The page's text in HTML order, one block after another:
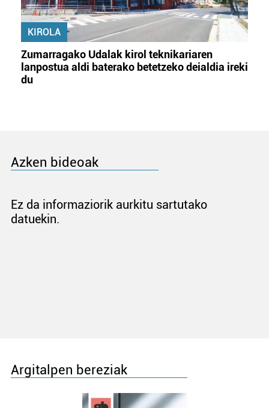
KIROLA
Zumarragako Udalak kirol teknikariaren
lanpostua aldi baterako betetzeko deialdia ireki
du
Azken bideoak
Ez da informaziorik aurkitu sartutako
datuekin.
Argitalpen bereziak